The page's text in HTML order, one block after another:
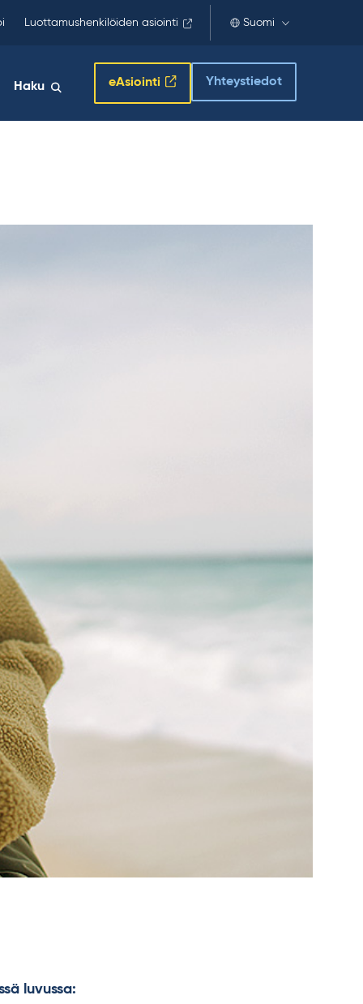
Luottamushenkilöiden asiointi Suomi
Haku eAsiointi Yhteystiedot
luvussa: